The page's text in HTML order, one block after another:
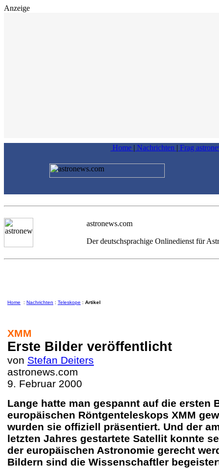
Anzeige
Home | Nachrichten | Frag
astronews.com
Der deutschsprachige Onlinedienst für
Home : Nachrichten : Teleskope : Artikel
XMM
Erste Bilder veröffentlicht
von Stefan Deiters
astronews.com
9. Februar 2000
Lange hatte man gespannt auf die ersten
europäischen Röntgenteleskops XMM
wurden sie offiziell präsentiert. Und der
letzten Jahres gestartete Satellit konnte
der europäischen Astronomie gerecht
Bildern sind die Wissenschaftler